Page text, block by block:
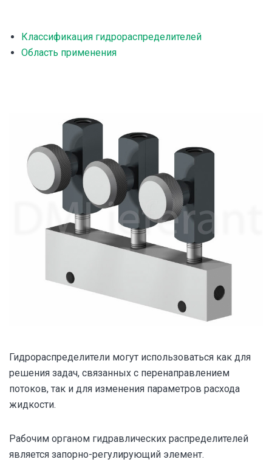
Классификация гидрораспределителей
Область применения
Гидрораспределители могут использоваться как для
решения задач, связанных с перенаправлением
потоков, так и для изменения параметров расхода
жидкости.
Рабочим органом гидравлических распределителей
является запорно-регулирующий элемент.